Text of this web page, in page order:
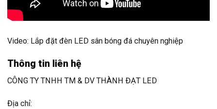
Video: Lắp đặt đèn LED sân bóng đá chuyên nghiệp
Thông tin liên hệ
CÔNG TY TNHH TM & DV THÀNH ĐẠT LED
Địa chỉ: